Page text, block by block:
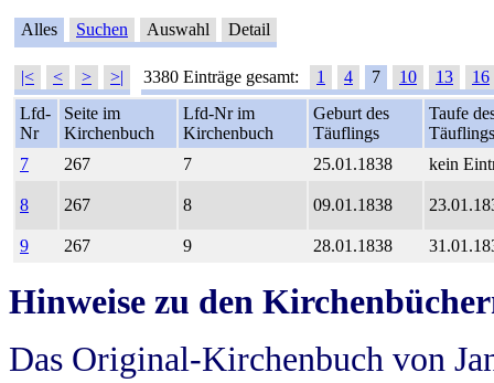
Alles Suchen Auswahl Detail
|< < > >| 3380 Einträge gesamt: 1 4 7 10 13
16
Lfd-
Nr
Seite im
Kirchenbuch
Lfd-Nr im
Kirchenbuch
Geburt des
Täuflings
Taufe
Täuflings
7
267 7 25.01.1838 kein
8 267 8 09.01.1838
9 267 9 28.01.1838
Hinweise zu den
Das Original-Kirchenbuch von